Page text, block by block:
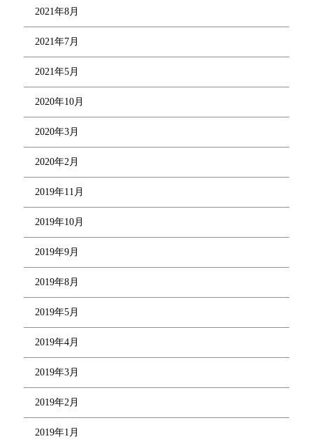
2021年8月
2021年7月
2021年5月
2020年10月
2020年3月
2020年2月
2019年11月
2019年10月
2019年9月
2019年8月
2019年5月
2019年4月
2019年3月
2019年2月
2019年1月